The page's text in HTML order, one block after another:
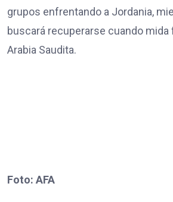
grupos enfrentando a Jordania,
buscará recuperarse cuando
Arabia Saudita.
Foto: AFA